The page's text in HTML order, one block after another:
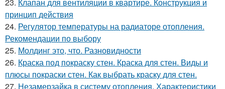
принцип действия
24. Регулятор температуры на радиаторе отопления.
Рекомендации по выбору
25. Молдинг это, что. Разновидности
26. Краска под покраску стен. Краска для стен. Виды и
плюсы покраски стен. Как выбрать краску для стен.
27. Незамерзайка в систему отопления. Характеристики